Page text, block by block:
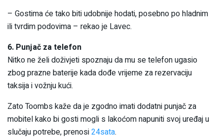
– Gostima će tako biti udobnije hodati, posebno po hladnim
ili tvrdim podovima – rekao je Lavec.
6. Punjač za telefon
Nitko ne želi doživjeti spoznaju da mu se telefon ugasio
zbog prazne baterije kada dođe vrijeme za rezervaciju
taksija i vožnju kući.
Zato Toombs kaže da je zgodno imati dodatni punjač za
mobitel kako bi gosti mogli s lakoćom napuniti svoj uređaj u
slučaju potrebe, prenosi24sata.